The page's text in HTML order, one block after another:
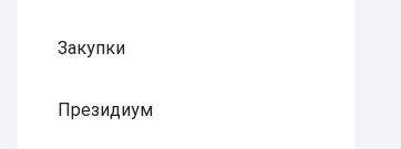
Закупки
Президиум